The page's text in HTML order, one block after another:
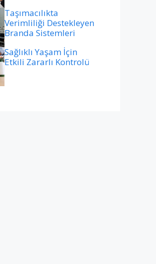
Taşımacılıkta
Verimliliği Destekleyen
Branda Sistemleri
Sağlıklı Yaşam İçin
Etkili Zararlı Kontrolü